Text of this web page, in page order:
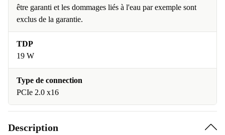
être garanti et les dommages liés à l'eau par exemple sont
exclus de la garantie.
TDP
19 W
Type de connection
PCIe 2.0 x16
Description